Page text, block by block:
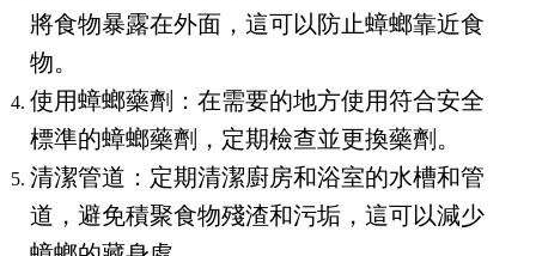
將食物暴露在外面，這可以防止蟑螂靠近食
物。
使用蟑螂藥劑：在需要的地方使用符合安全
標準的蟑螂藥劑，定期檢查並更換藥劑。
清潔管道：定期清潔廚房和浴室的水槽和管
道，避免積聚食物殘渣和污垢，這可以減少